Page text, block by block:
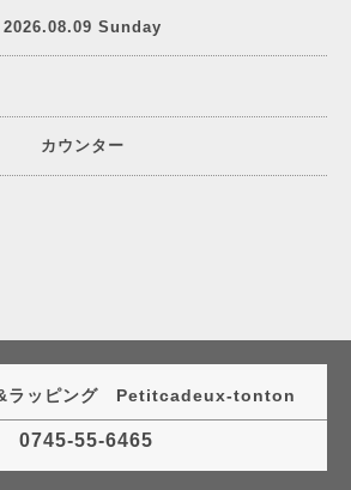
2026.08.09 Sunday
カウンター
ラッピング Petitcadeux-tonton
0745-55-6465